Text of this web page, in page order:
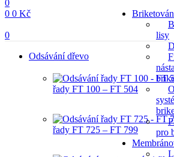
lisy
pro
0
0 0 Kč
0
Odsávání dřevo
řady FT 100 – FT 504
řady FT 725 – FT 799